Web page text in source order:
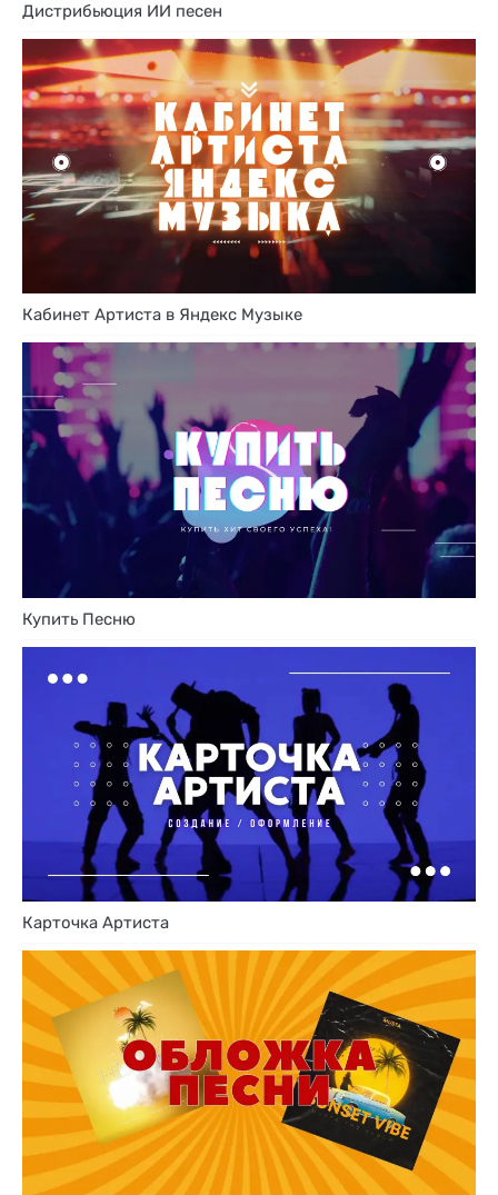
Дистрибьюция ИИ песен
Кабинет Артиста в Яндекс Музыке
Купить Песню
Карточка Артиста